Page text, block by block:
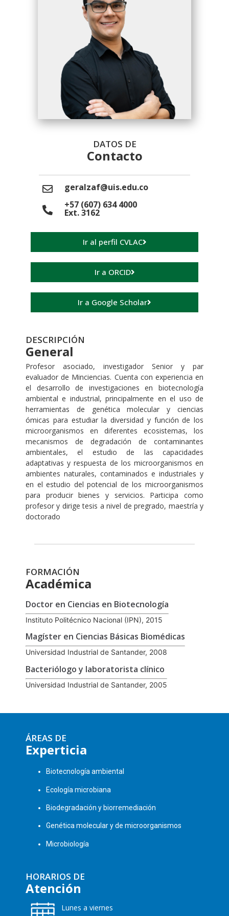
DATOS DE
Contacto
geralzaf@uis.edu.co
+57 (607) 634 4000
Ext. 3162
Ir al perfil CVLAC
Ir a ORCID
Ir a Google Scholar
DESCRIPCIÓN
General
Profesor asociado, investigador Senior y par
evaluador de Minciencias. Cuenta con experiencia en
el desarrollo de investigaciones en biotecnología
ambiental e industrial, principalmente en el uso de
herramientas de genética molecular y ciencias
ómicas para estudiar la diversidad y función de los
microorganismos en diferentes ecosistemas, los
mecanismos de degradación de contaminantes
ambientales, el estudio de las capacidades
adaptativas y respuesta de los microorganismos en
ambientes naturales, contaminados e industriales y
en el estudio del potencial de los microorganismos
para producir bienes y servicios. Participa como
profesor y dirige tesis a nivel de pregrado, maestría y
doctorado
FORMACIÓN
Académica
Doctor en Ciencias en Biotecnología
Instituto Politécnico Nacional (IPN), 2015
Magíster en Ciencias Básicas Biomédicas
Universidad Industrial de Santander, 2008
Bacteriólogo y laboratorista clínico
Universidad Industrial de Santander, 2005
ÁREAS DE
Experticia
Biotecnología ambiental
Ecología microbiana
Biodegradación y biorremediación
Genética molecular y de microorganismos
Microbiología
HORARIOS DE
Atención
Lunes a viernes